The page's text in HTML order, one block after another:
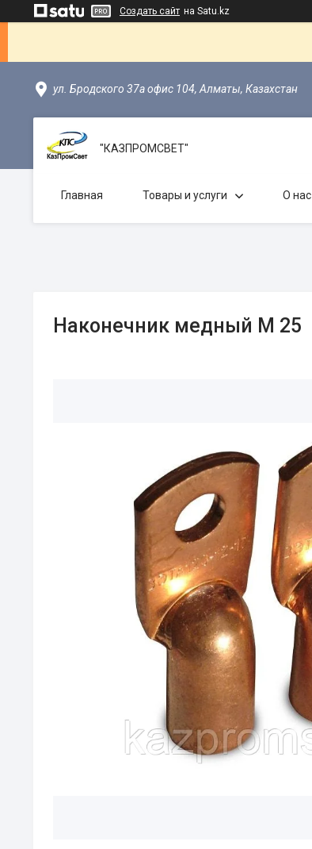
Создать сайт на Satu.kz
ул. Бродского 37а офис 104, Алматы, Казахстан
"КАЗПРОМСВЕТ"
Главная Товары и услуги О нас
Наконечник медный М 25